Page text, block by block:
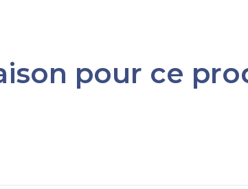
pour ce